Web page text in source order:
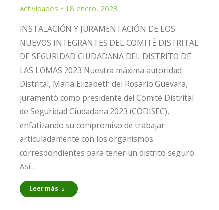
Actividades 18 enero, 2023
INSTALACIÓN Y JURAMENTACIÓN DE LOS
NUEVOS INTEGRANTES DEL COMITÉ DISTRITAL
DE SEGURIDAD CIUDADANA DEL DISTRITO DE
LAS LOMAS 2023 Nuestra máxima autoridad
Distrital, María Elizabeth del Rosario Guevara,
juramentó como presidente del Comité Distrital
de Seguridad Ciudadana 2023 (CODISEC),
enfatizando su compromiso de trabajar
articuladamente con los organismos
correspondientes para tener un distrito seguro.
Así…
Leer más